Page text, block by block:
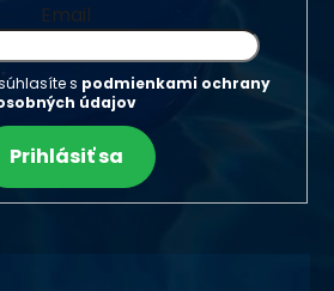
Email
s podmienkami ochrany
údajov
Prihlásiť sa